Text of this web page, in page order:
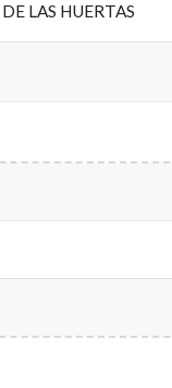
LAS HUERTAS